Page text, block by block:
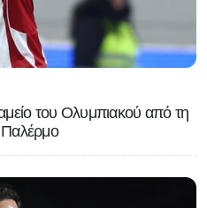
του Ολυμπιακού από τη
Παλέρμο